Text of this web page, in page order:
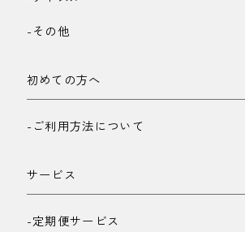
-その他
初めての方へ
-ご利用方法について
サービス
-定期便サービス